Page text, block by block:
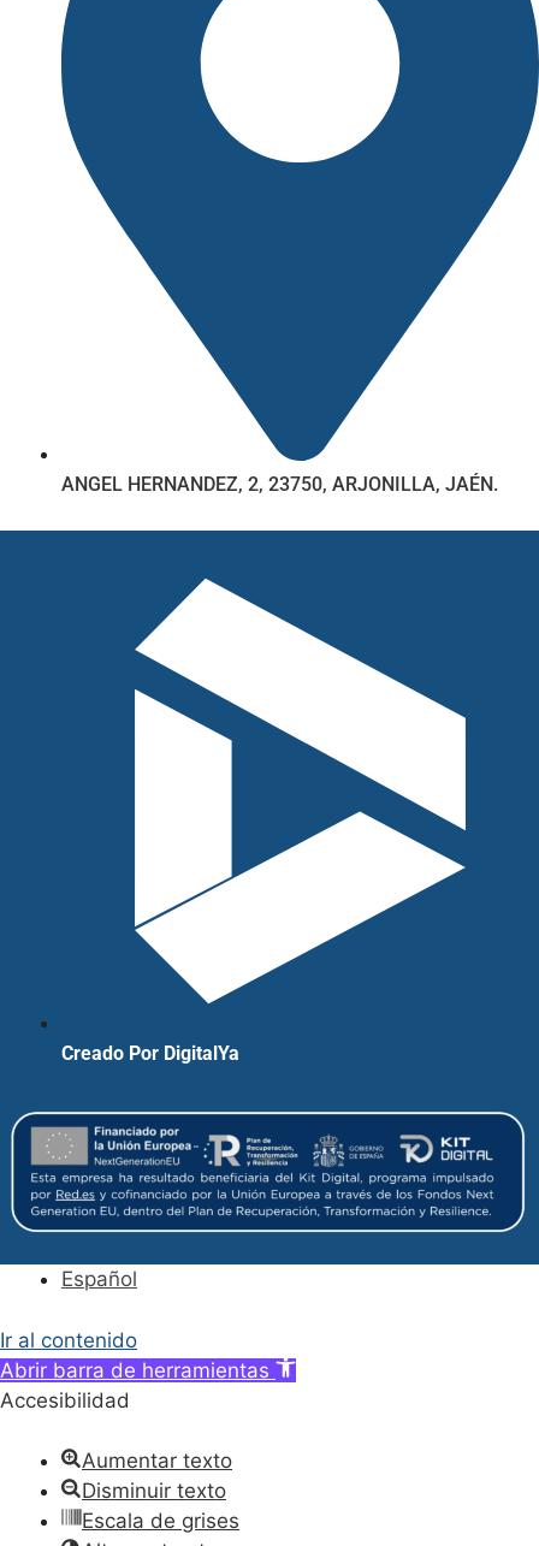
ANGEL HERNANDEZ, 2, 23750, ARJONILLA, JAÉN.
Creado Por DigitalYa
Español
Ir al contenido
Abrir barra de herramientas
Accesibilidad
Aumentar texto
Disminuir texto
Escala de grises